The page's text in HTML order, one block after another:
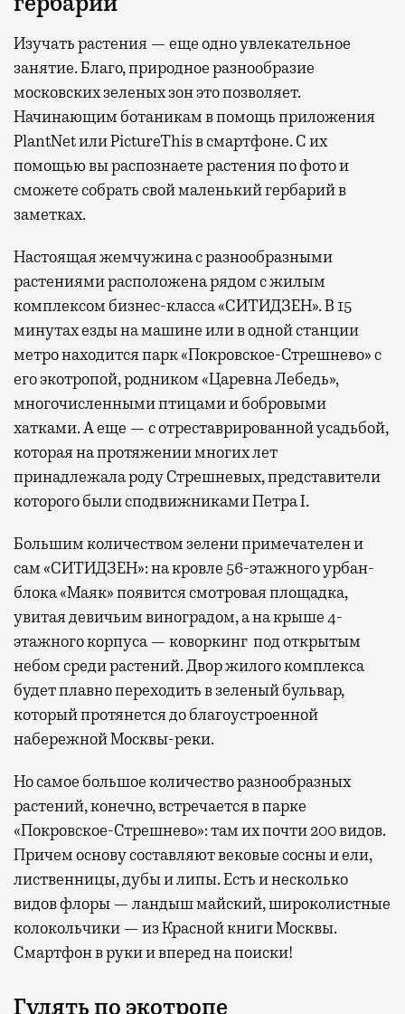
Изучать растения — еще одно увлекательное
занятие. Благо, природное разнообразие
московских зеленых зон это позволяет.
Начинающим ботаникам в помощь приложения
PlantNet или PictureThis в смартфоне. С их
помощью вы распознаете растения по фото и
сможете собрать свой маленький гербарий в
заметках.
Настоящая жемчужина с разнообразными
растениями расположена рядом с жилым
комплексом бизнес-класса «СИТИДЗЕН». В 15
минутах езды на машине или в одной станции
метро находится парк «Покровское-Стрешнево» с
его экотропой, родником «Царевна Лебедь»,
многочисленными птицами и бобровыми
хатками. А еще — с отреставрированной усадьбой,
которая на протяжении многих лет
принадлежала роду Стрешневых, представители
которого были сподвижниками Петра I.
Большим количеством зелени примечателен и
сам «СИТИДЗЕН»: на кровле 56-этажного урбан-
блока «Маяк» появится смотровая площадка,
увитая девичьим виноградом, а на крыше 4-
этажного корпуса — коворкинг под открытым
небом среди растений. Двор жилого комплекса
будет плавно переходить в зеленый бульвар,
который протянется до благоустроенной
набережной Москвы-реки.
Но самое большое количество разнообразных
растений, конечно, встречается в парке
«Покровское-Стрешнево»: там ихпочти 200 видов.
Причем основу составляют вековые сосны и ели,
лиственницы, дубы и липы. Есть и несколько
видов флоры — ландыш майский, широколистные
колокольчики — из Красной книги Москвы.
Смартфон в руки и вперед на поиски!
Гулять по экотропе